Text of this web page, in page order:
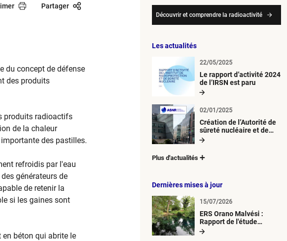
Partager
du concept de défense
des produits
produits radioactifs
de la chaleur
des pastilles.
refroidis par l'eau
générateurs de
de retenir la
si les gaines sont
béton qui abrite le
Découvrir et comprendre la radioactivité
Les actualités
Le rapport d’activité 2024
de l’IRSN est paru
22/05/2025
Création de l’Autorité de
sûreté nucléaire et de
radioprotection (ASNR)
02/01/2025
Plus d'actualités
Dernières mises à jour
ERS Orano Malvési :
Rapport de l'étude
radiologique du milieu
15/07/2026